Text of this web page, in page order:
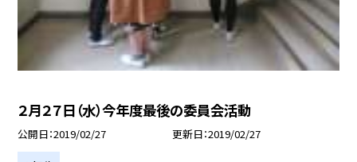
２月２７日（水）今年度最後の委員会活動
公開日 2019/02/27 更新日 2019/02/27